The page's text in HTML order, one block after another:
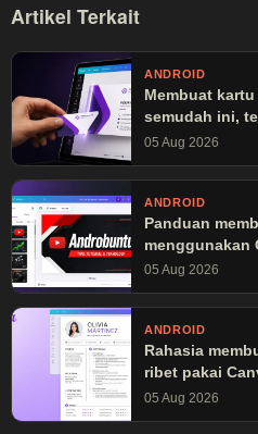
Artikel Terkait
ANDROID
Membuat
semudah ini,
05 Aug 2026
ANDROID
Panduan
menggunakan
05 Aug 2026
ANDROID
Rahasia
ribet pakai
05 Aug 2026